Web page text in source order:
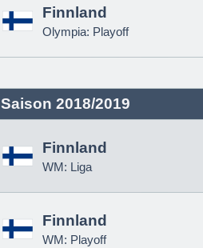
Finnland
Olympia: Playoff
Saison 2018/2019
Finnland
WM: Liga
Finnland
WM: Playoff